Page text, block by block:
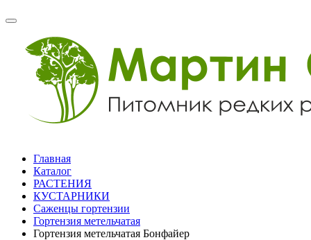
Главная
Каталог
РАСТЕНИЯ
КУСТАРНИКИ
Саженцы гортензии
Гортензия метельчатая
Гортензия метельчатая Бонфайер